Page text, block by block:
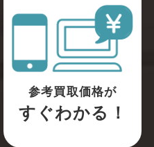
参考買取価格が
すぐわかる！